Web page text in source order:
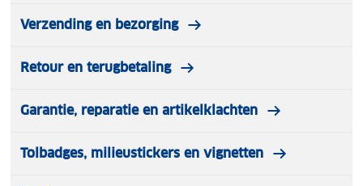
Verzending en bezorging
Retour en terugbetaling
Garantie, reparatie en artikelklachten
Tolbadges, milieustickers en vignetten